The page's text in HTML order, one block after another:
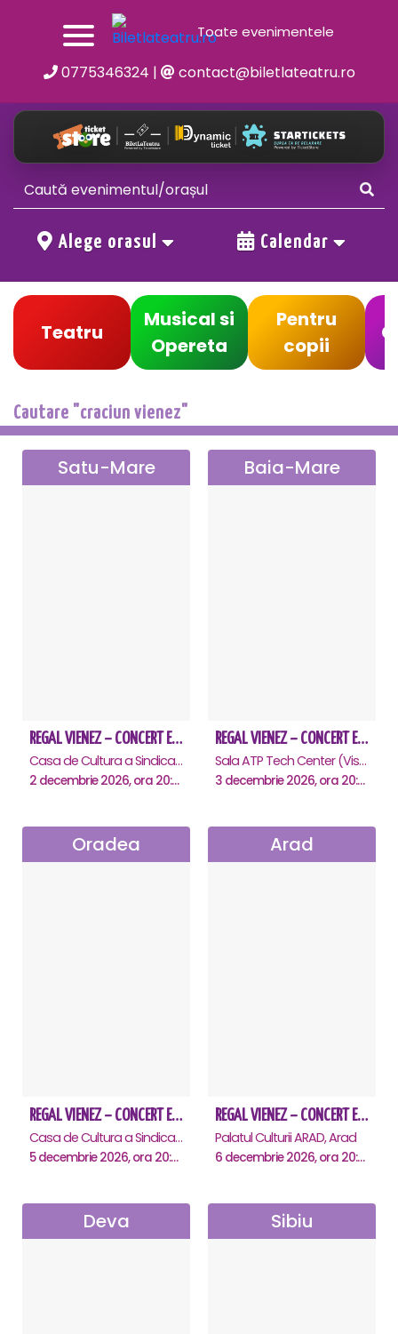
Toate evenimentele
0775346324 | contact@biletlateatru.ro
Alege orasul Calendar
Teatru
Musical si
Opereta
Pentru
copii
Cautare "craciun vienez"
Satu-Mare
REGAL VIENEZ – CONCERT EXTRAORDINAR DE CRACIUN - Satu Mare
Casa de Cultura a Sindicatelor , Satu-Mare
2 decembrie 2026, ora 20:00
Baia-Mare
REGAL VIENEZ – CONCERT EXTRAORDINAR DE CRACIUN - Baia Mare
Sala ATP Tech Center (Vis a vis de Auchan), Baia-Mare
3 decembrie 2026, ora 20:00
Oradea
REGAL VIENEZ – CONCERT EXTRAORDINAR DE CRACIUN - Oradea
Casa de Cultura a Sindicatelor , Oradea
5 decembrie 2026, ora 20:00
Arad
REGAL VIENEZ – CONCERT EXTRAORDINAR DE CRACIUN - Arad
Palatul Culturii ARAD, Arad
6 decembrie 2026, ora 20:00
Deva Sibiu